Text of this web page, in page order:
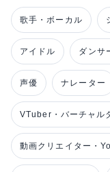
歌手・ボーカル
アイドル ダンサ
声優 ナレーター
VTuber・バーチャル
動画クリエイター・